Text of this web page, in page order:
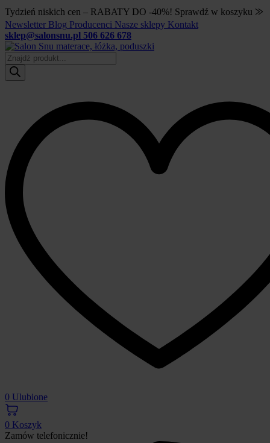
Tydzień niskich cen – RABATY DO -40%! Sprawdź w koszyku ⨠
Newsletter Blog Producenci Nasze sklepy Kontakt
sklep@salonsnu.pl 506 626 678
Wyszukiwarka
produktów
0 Ulubione
0 Koszyk
Zamów telefonicznie!